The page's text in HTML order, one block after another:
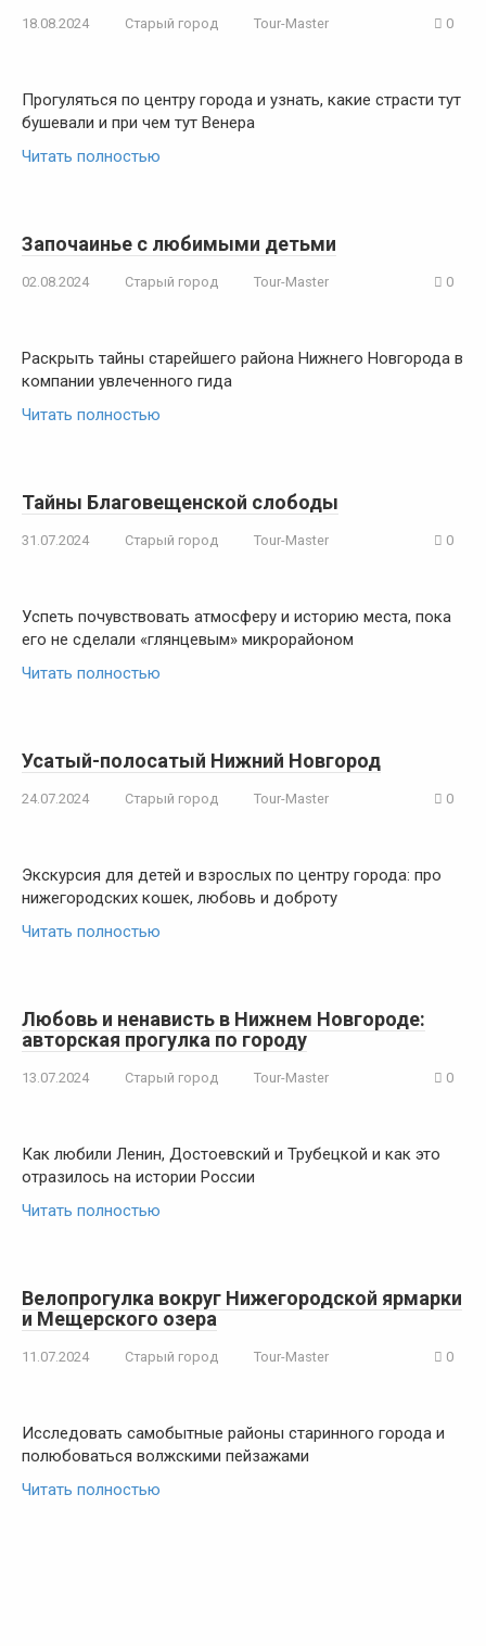
18.08.2024 Старый город Tour-Master 0
Прогуляться по центру города и узнать, какие страсти тут
бушевали и при чем тут Венера
Читать полностью
Започаинье с любимыми детьми
02.08.2024 Старый город Tour-Master 0
Раскрыть тайны старейшего района Нижнего Новгорода в
компании увлеченного гида
Читать полностью
Тайны Благовещенской слободы
31.07.2024 Старый город Tour-Master 0
Успеть почувствовать атмосферу и историю места, пока
его не сделали «глянцевым» микрорайоном
Читать полностью
Усатый-полосатый Нижний Новгород
24.07.2024 Старый город Tour-Master 0
Экскурсия для детей и взрослых по центру города: про
нижегородских кошек, любовь и доброту
Читать полностью
Любовь и ненависть в Нижнем Новгороде:
авторская прогулка по городу
13.07.2024 Старый город Tour-Master 0
Как любили Ленин, Достоевский и Трубецкой и как это
отразилось на истории России
Читать полностью
Велопрогулка вокруг Нижегородской ярмарки
и Мещерского озера
11.07.2024 Старый город Tour-Master 0
Исследовать самобытные районы старинного города и
полюбоваться волжскими пейзажами
Читать полностью